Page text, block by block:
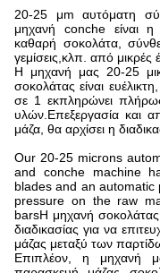
20-25 μm αυτόματη
μηχανή conche είναι
καθαρή σοκολάτα,
γεμίσεις,κλπ. από μικρές
Η μηχανή μας 20-25
σοκολάτας είναι
σε 1 εκπληρώνει
υλών.Επεξεργασία και
μάζα, θα αρχίσει η
Our 20-25 microns
and conche machine
blades and an
pressure on the raw
barsΗ μηχανή σοκολάτας
διαδικασίας για να
μάζας μεταξύ των
Επιπλέον, η μηχανή